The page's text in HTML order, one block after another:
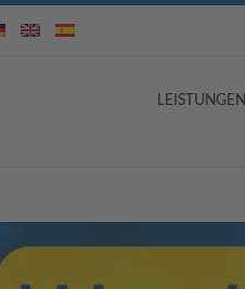
LEISTUNGEN